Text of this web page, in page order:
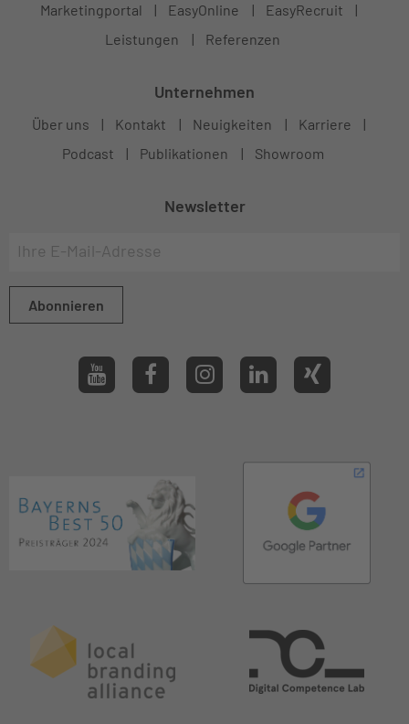
Marketingportal EasyOnline
EasyRecruit
Leistungen
Referenzen
Unternehmen
Über uns Kontakt Neuigkeiten
Karriere
Podcast
Publikationen Showroom
Newsletter
Abonnieren